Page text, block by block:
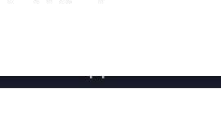
РАБОТАТЬ ПО
ПО
Подарочные сертификаты